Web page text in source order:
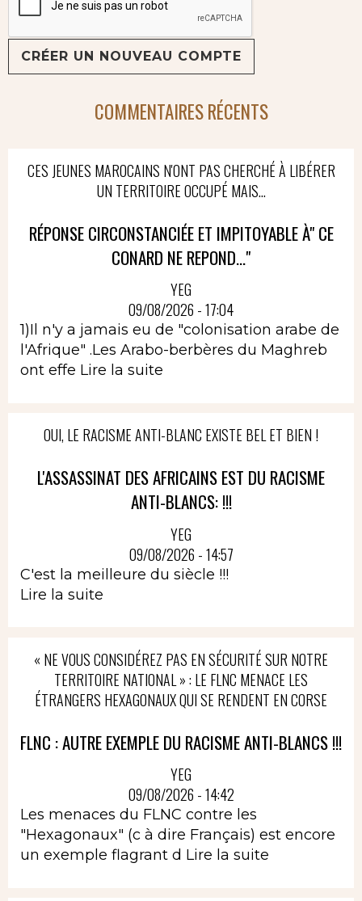
COMMENTAIRES RÉCENTS
CES JEUNES MAROCAINS N'ONT PAS CHERCHÉ À LIBÉRER
UN TERRITOIRE OCCUPÉ MAIS...
RÉPONSE CIRCONSTANCIÉE ET IMPITOYABLE À" CE
CONARD NE REPOND..."
YEG
09/08/2026 - 17:04
1)Il n'y a jamais eu de "colonisation arabe de
l'Afrique" .Les Arabo-berbères du Maghreb
ont effe Lire la suite
OUI, LE RACISME ANTI-BLANC EXISTE BEL ET BIEN !
L'ASSASSINAT DES AFRICAINS EST DU RACISME
ANTI-BLANCS: !!!
YEG
09/08/2026 - 14:57
C'est la meilleure du siècle !!!
Lire la suite
« NE VOUS CONSIDÉREZ PAS EN SÉCURITÉ SUR NOTRE
TERRITOIRE NATIONAL » : LE FLNC MENACE LES
ÉTRANGERS HEXAGONAUX QUI SE RENDENT EN CORSE
FLNC : AUTRE EXEMPLE DU RACISME ANTI-BLANCS !!!
YEG
09/08/2026 - 14:42
Les menaces du FLNC contre les
"Hexagonaux" (c à dire Français) est encore
un exemple flagrant d Lire la suite